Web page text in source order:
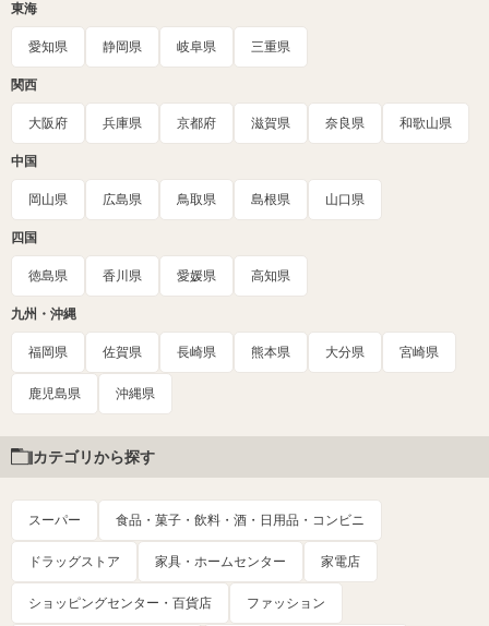
東海
愛知県 静岡県 岐阜県 三重県
関西
大阪府 兵庫県 京都府 滋賀県 奈良県 和歌山県
中国
岡山県 広島県 鳥取県 島根県 山口県
四国
徳島県 香川県 愛媛県 高知県
九州・沖縄
福岡県 佐賀県 長崎県 熊本県 大分県 宮崎県
鹿児島県 沖縄県
カテゴリから探す
スーパー 食品・菓子・飲料・酒・日用品・コンビニ
ドラッグストア 家具・ホームセンター 家電店
ショッピングセンター・百貨店 ファッション